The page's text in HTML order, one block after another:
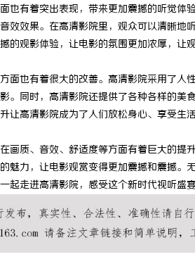
也有着突出表现，带来更加震撼的听觉
效效果。在高清影院里，观众可以清晰
的观影体验，让电影的氛围更加浓厚，让
面也有着很大的改善。高清影院采用了
。同时，高清影院还提供了各种各样的
让高清影院成为了人们放松身心、享受生
画质、音效、舒适度等方面有着巨大的
魅力，让电影观赏变得更加震撼和震撼
起走进高清影院，感受这个新时代视听盛
性工具 揭秘！专业充电桩项目
哪些行业秘诀？